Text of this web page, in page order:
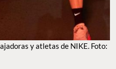
y atletas de NIKE. Foto: